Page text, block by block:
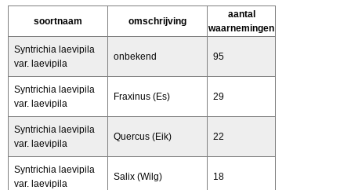
soortnaam omschrijving
aantal
waarnemingen
Syntrichia laevipila
var. laevipila
onbekend 95
Syntrichia laevipila
var. laevipila
Fraxinus (Es) 29
Syntrichia laevipila
var. laevipila
Quercus (Eik) 22
Syntrichia laevipila
var. laevipila
Salix (Wilg) 18